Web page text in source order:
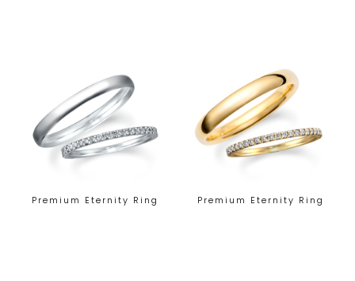
Premium Eternity Ring Premium Eternity Ring